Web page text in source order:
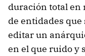
duración total en
de entidades
editar un
en el que ruido y